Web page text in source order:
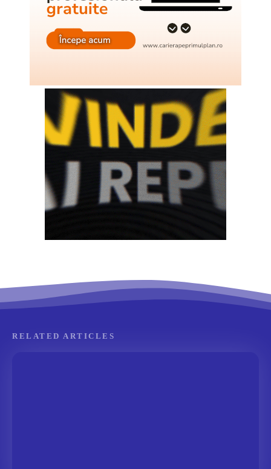
RELATED ARTICLES